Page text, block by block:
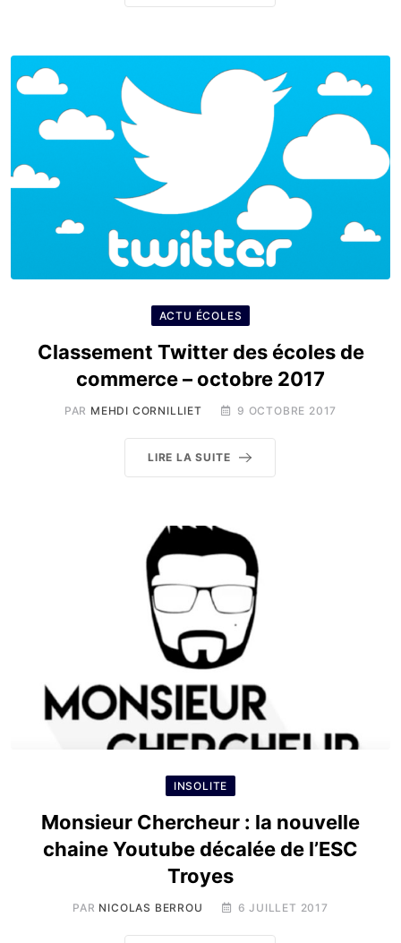
ACTU ÉCOLES
Classement Twitter des écoles de
commerce – octobre 2017
PAR MEHDI CORNILLIET 9 OCTOBRE 2017
LIRE LA SUITE
INSOLITE
Monsieur Chercheur : la nouvelle
chaine Youtube décalée de l’ESC
Troyes
PAR NICOLAS BERROU 6 JUILLET 2017